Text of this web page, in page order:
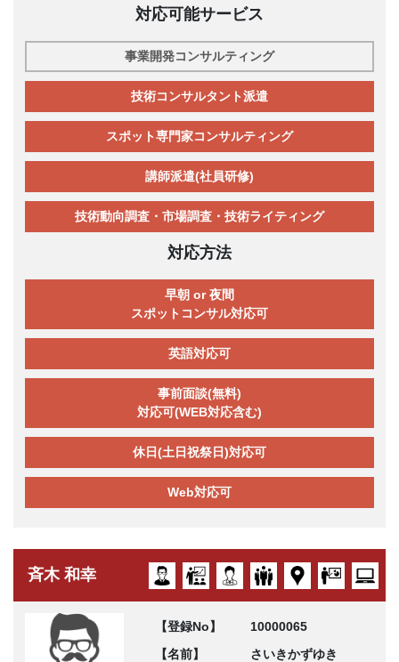
対応可能サービス
事業開発コンサルティング
技術コンサルタント派遣
スポット専門家コンサルティング
講師派遣(社員研修)
技術動向調査・市場調査・技術ライティング
対応方法
早朝 or 夜間
スポットコンサル対応可
英語対応可
事前面談(無料)
対応可(WEB対応含む)
休日(土日祝祭日)対応可
Web対応可
斉木 和幸
【登録No】
10000065
【名前】
さいきかずゆき